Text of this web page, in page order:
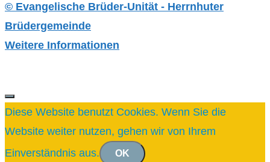
© Evangelische Brüder-Unität - Herrnhuter
Brüdergemeinde
Weitere Informationen
SCHLIESSEN
Diese Website benutzt Cookies. Wenn Sie die
Website weiter nutzen, gehen wir von Ihrem
Einverständnis aus.
OK